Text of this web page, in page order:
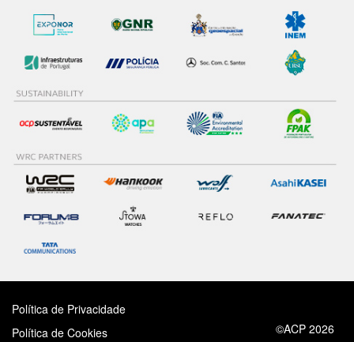
Política de Privacidade
Política de Cookies
©ACP 2026